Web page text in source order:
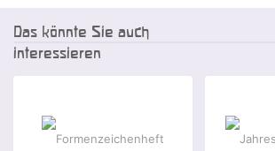
Das könnte Sie auch
interessieren